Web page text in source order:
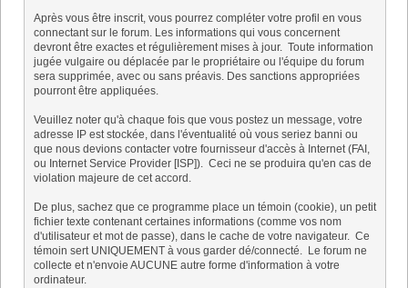
Après vous être inscrit, vous pourrez compléter votre profil en vous
connectant sur le forum. Les informations qui vous concernent
devront être exactes et régulièrement mises à jour. Toute information
jugée vulgaire ou déplacée par le propriétaire ou l'équipe du forum
sera supprimée, avec ou sans préavis. Des sanctions appropriées
pourront être appliquées.
Veuillez noter qu'à chaque fois que vous postez un message, votre
adresse IP est stockée, dans l'éventualité où vous seriez banni ou
que nous devions contacter votre fournisseur d'accès à Internet (FAI,
ou Internet Service Provider [ISP]). Ceci ne se produira qu'en cas de
violation majeure de cet accord.
De plus, sachez que ce programme place un témoin (cookie), un petit
fichier texte contenant certaines informations (comme vos nom
d'utilisateur et mot de passe), dans le cache de votre navigateur. Ce
témoin sert UNIQUEMENT à vous garder dé/connecté. Le forum ne
collecte et n'envoie AUCUNE autre forme d'information à votre
ordinateur.